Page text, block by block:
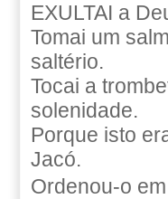
EXULTAI a
Tomai um
saltério.
Tocai a
solenidade.
Porque isto
Jacó.
Ordenou-o